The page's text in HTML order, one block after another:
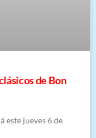
de Bon
este jueves 6 de